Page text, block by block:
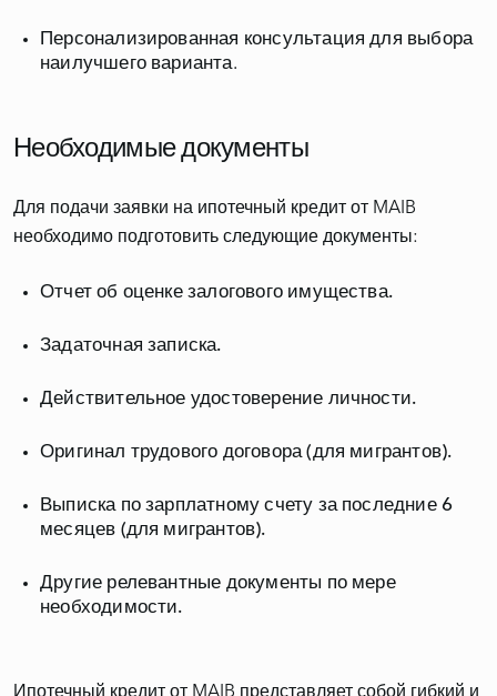
Персонализированная консультация для выбора
наилучшего варианта.
Необходимые документы
Для подачи заявки на ипотечный кредит от MAIB
Отчет об оценке залогового имущества.
Задаточная записка.
Действительное удостоверение личности.
Оригинал трудового договора (для мигрантов).
Выписка по зарплатному счету за последние 6
месяцев (для мигрантов).
Другие релевантные документы по мере
необходимости.